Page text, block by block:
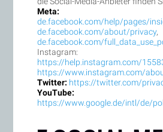
Meta:
de.facebook.com/help/pages/
de.facebook.com/about/privacy
de.facebook.com/
Instagram:
https://help.instagram.com/
https://www.instagram.com/
Twitter: https://twitter.com/
YouTube:
https://www.google.de/intl/de/